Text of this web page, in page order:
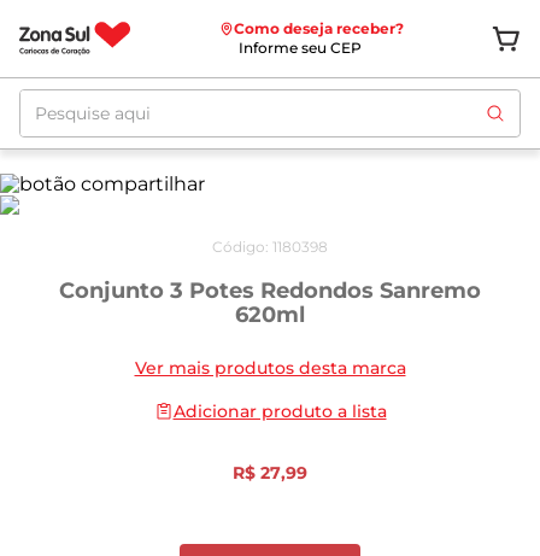
Como deseja receber?
Informe seu CEP
Pesquise aqui
Código: 1180398
Conjunto 3 Potes Redondos Sanremo
620ml
Ver mais produtos desta marca
Adicionar produto a lista
R$ 27,99